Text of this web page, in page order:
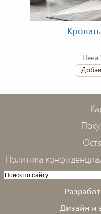
Цена
Политика
Дизайн и